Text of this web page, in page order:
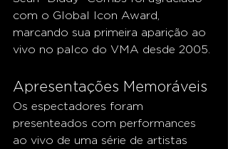
com o Global Icon Award,
marcando sua primeira aparição ao
vivo no palco do VMA desde 2005.
Apresentações Memoráveis
Os espectadores foram
presenteados com performances
ao vivo de uma série de artistas